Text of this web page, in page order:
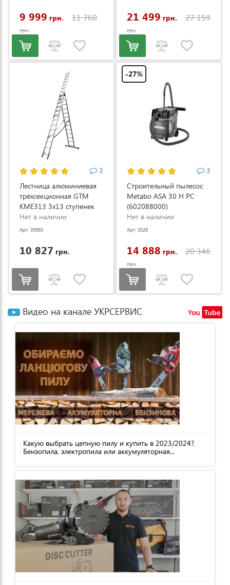
9 999 грн. 11 760
грн.
21 499 грн. 27 159
грн.
3
Лестница алюминиевая
трёхсекционная GTM
KME313 3x13 ступенек
3.53-8.93м (KME313)
Нет в наличии
Арт: 39950
10 827 грн.
-27%
3
Строительный пылесос
Metabo ASA 30 H PC
(602088000)
Нет в наличии
Арт: 3526
14 888 грн. 20 346
грн.
Видео на канале УКРСЕРВИС
Какую выбрать цепную пилу и купить в 2023/2024?
Бензопила, электропила или аккумуляторная...